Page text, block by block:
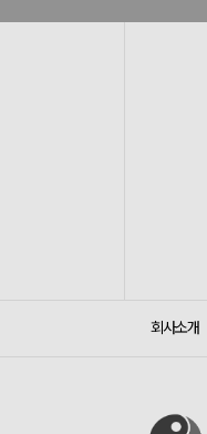
회사소개